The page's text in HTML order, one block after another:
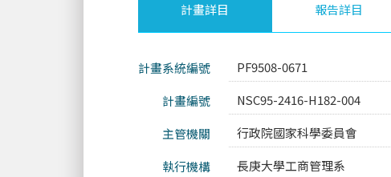
計畫詳目 報告詳目
計畫系統編號 PF9508-0671
計畫編號
NSC95-2416-H182-004
主管機關
行政院國家科學委員會
執行機構
長庚大學工商管理系